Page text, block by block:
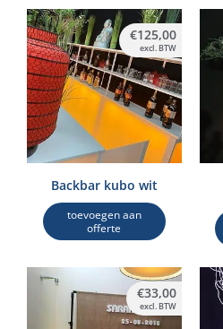
Backbar kubo wit
toevoegen aan
offerte
€125,00
excl. BTW
€33,00
excl. BTW